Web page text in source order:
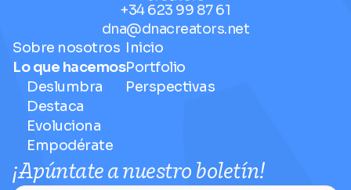
+34 623 99 87 61
dna@dnacreators.net
Sobre nosotros
Lo que hacemos
Deslumbra
Destaca
Evoluciona
Empodérate
Inicio
Portfolio
Perspectivas
¡Apúntate a nuestro boletín!